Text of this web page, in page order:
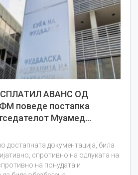
АВАНС ОД
поведе постапка
Муамед…
достапната документација, била
спротивно на одлуката на
на понудата и